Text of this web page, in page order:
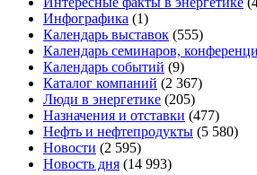
Инфографика (1)
Календарь выставок (555)
Календарь семинаров,
Календарь событий (9)
Каталог компаний (2 367)
Люди в энергетике (205)
Назначения и отставки (477)
Нефть и нефтепродукты (5 580)
Новости (2 595)
Новость дня (14 993)